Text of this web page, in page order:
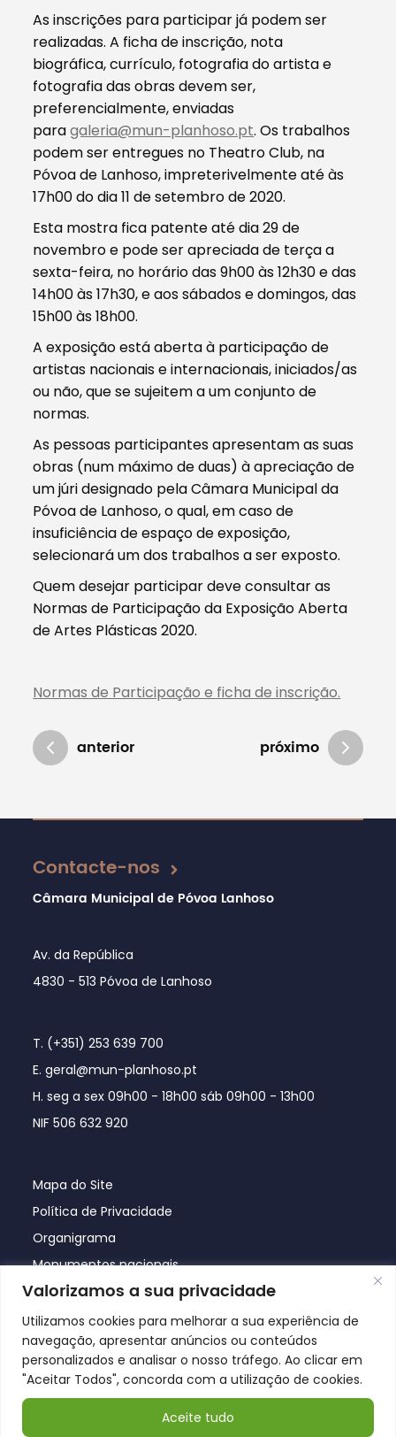
Valorizamos a sua privacidade
Utilizamos cookies para melhorar a sua experiência de
navegação, apresentar anúncios ou conteúdos
personalizados e analisar o nosso tráfego. Ao clicar em
"Aceitar Todos", concorda com a utilização de cookies.
Aceite tudo
As inscrições para participar já podem ser
realizadas. A ficha de inscrição, nota
biográfica, currículo, fotografia do artista e
fotografia das obras devem ser,
preferencialmente, enviadas
paragaleria@mun-planhoso.pt. Os trabalhos
podem ser entregues no Theatro Club, na
Póvoa de Lanhoso, impreterivelmente até às
17h00 do dia 11 de setembro de 2020.
Esta mostra fica patente até dia 29 de
novembro e pode ser apreciada de terça a
sexta-feira, no horário das 9h00 às 12h30 e das
14h00 às 17h30, e aos sábados e domingos, das
15h00 às 18h00.
A exposição está aberta à participação de
artistas nacionais e internacionais, iniciados/as
ou não, que se sujeitem a um conjunto de
normas.
As pessoas participantes apresentam as suas
obras (num máximo de duas) à apreciação de
um júri designado pela Câmara Municipal da
Póvoa de Lanhoso, o qual, em caso de
insuficiência de espaço de exposição,
selecionará um dos trabalhos a ser exposto.
Quem desejar participar deve consultar as
Normas de Participação da Exposição Aberta
de Artes Plásticas 2020.
Normas de Participação e ficha de inscrição.
anterior próximo
Atualizado em 13/08/2020
Contacte-nos
Câmara Municipal de Póvoa Lanhoso
Av. da República
4830 - 513 Póvoa de Lanhoso
T. (+351) 253 639 700
E. geral@mun-planhoso.pt
H. seg a sex 09h00 - 18h00 sáb 09h00 - 13h00
NIF 506 632 920
Mapa do Site
Política de Privacidade
Organigrama
Monumentos nacionais